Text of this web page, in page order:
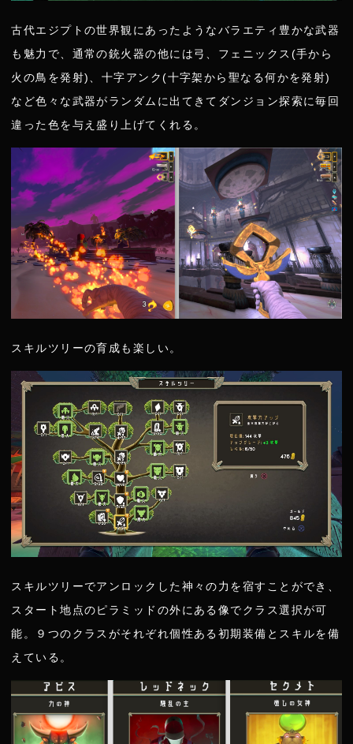
古代エジプトの世界観にあったようなバラエティ豊かな武器
も魅力で、通常の銃火器の他には弓、フェニックス(手から
火の鳥を発射)、十字アンク(十字架から聖なる何かを発射)
など色々な武器がランダムに出てきてダンジョン探索に毎回
違った色を与え盛り上げてくれる。
スキルツリーの育成も楽しい。
スキルツリーでアンロックした神々の力を宿すことができ、
スタート地点のピラミッドの外にある像でクラス選択が可
能。９つのクラスがそれぞれ個性ある初期装備とスキルを備
えている。